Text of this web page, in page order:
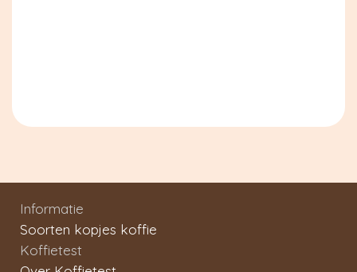
Informatie
Soorten kopjes koffie
Koffietest